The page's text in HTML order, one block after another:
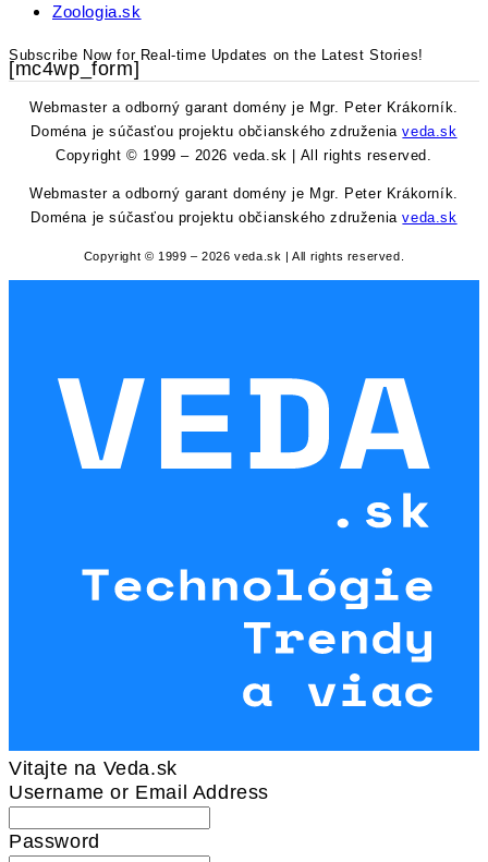
Zoologia.sk
Subscribe Now for Real-time Updates on the Latest Stories!
[mc4wp_form]
Webmaster a odborný garant domény je Mgr. Peter Krákorník.
Doména je súčasťou projektu občianského združeniaveda.sk
Copyright © 1999 – 2026 veda.sk | All rights reserved.
Webmaster a odborný garant domény je Mgr. Peter Krákorník.
Doména je súčasťou projektu občianského združeniaveda.sk
Copyright © 1999 – 2026 veda.sk | All rights reserved.
Vitajte na Veda.sk
Username or Email Address
Password